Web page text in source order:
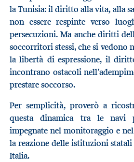
la Tunisia: il diritto alla vita, alla
non essere respinte verso
persecuzioni. Ma anche diritti
soccorritori stessi, che si vedono
la libertà di espressione, il
incontrano ostacoli
prestare soccorso.
Per semplicità, proverò a
questa dinamica tra le navi
impegnate nel monitoraggio e
la reazione delle istituzioni
Italia.